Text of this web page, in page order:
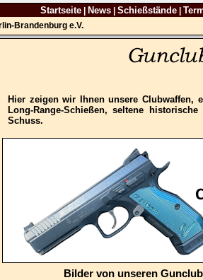
Startseite| News| Schießstände|
Brandenburg e.V.
Hier zeigen wir Ihnen unsere Clubwaffen,
Long-Range-Schießen, seltene
Schuss.
Bilder von unseren